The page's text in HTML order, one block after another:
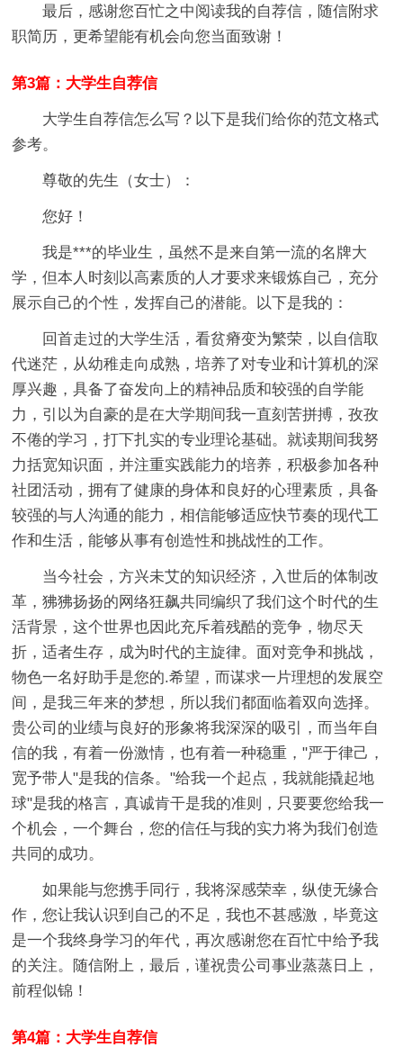
最后，感谢您百忙之中阅读我的自荐信，随信附求
职简历，更希望能有机会向您当面致谢！
第3篇：大学生自荐信
大学生自荐信怎么写？以下是我们给你的范文格式
参考。
尊敬的先生（女士）：
您好！
我是***的毕业生，虽然不是来自第一流的名牌大
学，但本人时刻以高素质的人才要求来锻炼自己，充分
展示自己的个性，发挥自己的潜能。以下是我的：
回首走过的大学生活，看贫瘠变为繁荣，以自信取
代迷茫，从幼稚走向成熟，培养了对专业和计算机的深
厚兴趣，具备了奋发向上的精神品质和较强的自学能
力，引以为自豪的是在大学期间我一直刻苦拼搏，孜孜
不倦的学习，打下扎实的专业理论基础。就读期间我努
力括宽知识面，并注重实践能力的培养，积极参加各种
社团活动，拥有了健康的身体和良好的心理素质，具备
较强的与人沟通的能力，相信能够适应快节奏的现代工
作和生活，能够从事有创造性和挑战性的工作。
当今社会，方兴未艾的知识经济，入世后的体制改
革，狒狒扬扬的网络狂飙共同编织了我们这个时代的生
活背景，这个世界也因此充斥着残酷的竞争，物尽天
折，适者生存，成为时代的主旋律。面对竞争和挑战，
物色一名好助手是您的.希望，而谋求一片理想的发展空
间，是我三年来的梦想，所以我们都面临着双向选择。
贵公司的业绩与良好的形象将我深深的吸引，而当年自
信的我，有着一份激情，也有着一种稳重，"严于律己，
宽予带人"是我的信条。"给我一个起点，我就能撬起地
球"是我的格言，真诚肯干是我的准则，只要要您给我一
个机会，一个舞台，您的信任与我的实力将为我们创造
共同的成功。
如果能与您携手同行，我将深感荣幸，纵使无缘合
作，您让我认识到自己的不足，我也不甚感激，毕竟这
是一个我终身学习的年代，再次感谢您在百忙中给予我
的关注。随信附上，最后，谨祝贵公司事业蒸蒸日上，
前程似锦！
第4篇：大学生自荐信